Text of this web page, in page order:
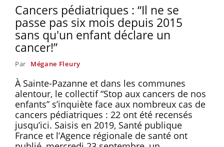
Cancers pédiatriques : “Il ne se
passe pas six mois depuis 2015
sans qu'un enfant déclare un
cancer!”
Par Mégane Fleury
À Sainte-Pazanne et dans les communes
alentour, le collectif “Stop aux cancers de nos
enfants” s’inquiète face aux nombreux cas de
cancers pédiatriques : 22 ont été recensés
jusqu’ici. Saisis en 2019, Santé publique
France et l’Agence régionale de santé ont